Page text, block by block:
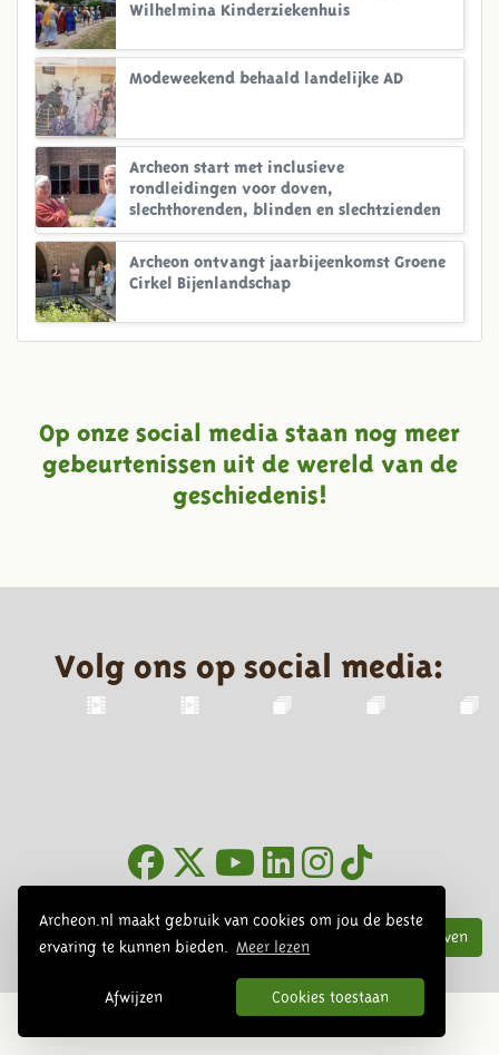
Archeon.nl maakt gebruik van cookies om jou de beste
ervaring te kunnen bieden.
Meer lezen
Afwijzen Cookies toestaan
Wilhelmina Kinderziekenhuis
Modeweekend behaald landelijke AD
Archeon start met inclusieve
rondleidingen voor doven,
slechthorenden, blinden en slechtzienden
Archeon ontvangt jaarbijeenkomst Groene
Cirkel Bijenlandschap
Op onze social media staan nog meer
gebeurtenissen uit de wereld van de
geschiedenis!
Volg ons op social media:
Inschrijven